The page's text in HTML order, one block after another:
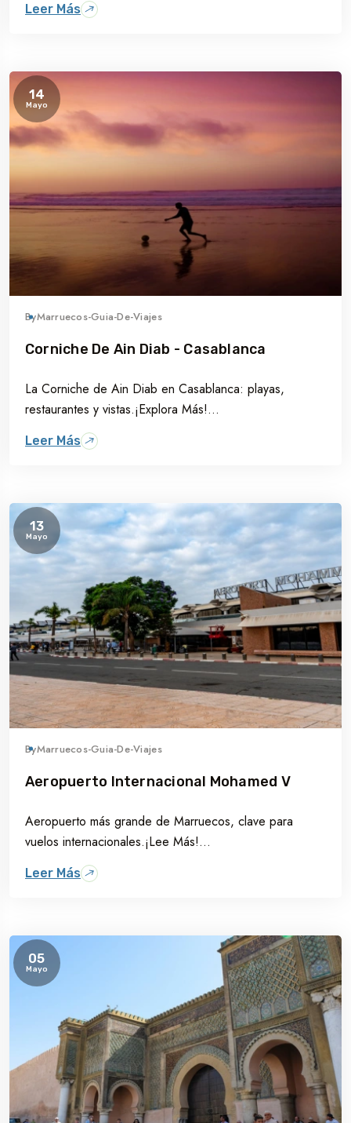
Leer Más
14
Mayo
ByMarruecos-Guia-De-Viajes
Corniche De Ain Diab - Casablanca
La Corniche de Ain Diab en Casablanca: playas,
restaurantes y vistas.¡Explora Más!...
Leer Más
13
Mayo
ByMarruecos-Guia-De-Viajes
Aeropuerto Internacional Mohamed V
Aeropuerto más grande de Marruecos, clave para
vuelos internacionales.¡Lee Más!...
Leer Más
05
Mayo